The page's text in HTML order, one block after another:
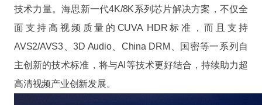
技术力量。海思新一代4K/8K系列芯片解决方案，不仅全
面支持高视频质量的CUVA HDR标准，而且支持
AVS2/AVS3、3D Audio、China DRM、国密等一系列自
主创新的技术标准，将与AI等技术更好结合，持续助力超
高清视频产业创新发展。